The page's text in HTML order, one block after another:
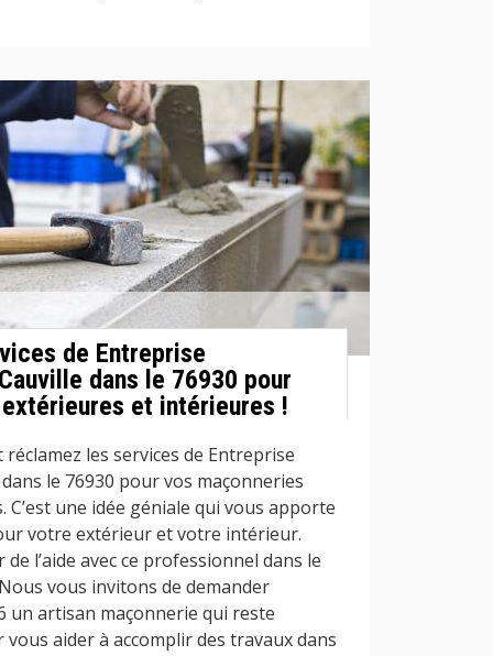
de Entreprise
dans le 76930 pour
et intérieures !
les services de Entreprise
le 76930 pour vos maçonneries
une idée géniale qui vous apporte
votre extérieur et votre intérieur.
de l’aide avec ce professionnel dans le
vous invitons de demander
un artisan maçonnerie qui reste
aider à accomplir des travaux dans